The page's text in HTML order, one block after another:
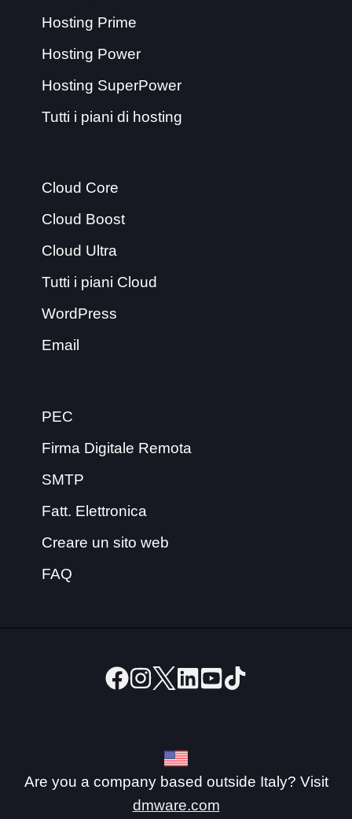
Hosting Prime
Hosting Power
Hosting SuperPower
Tutti i piani di hosting
Cloud Core
Cloud Boost
Cloud Ultra
Tutti i piani Cloud
WordPress
Email
PEC
Firma Digitale Remota
SMTP
Fatt. Elettronica
Creare un sito web
FAQ
Are you a company based outside Italy? Visit
dmware.com